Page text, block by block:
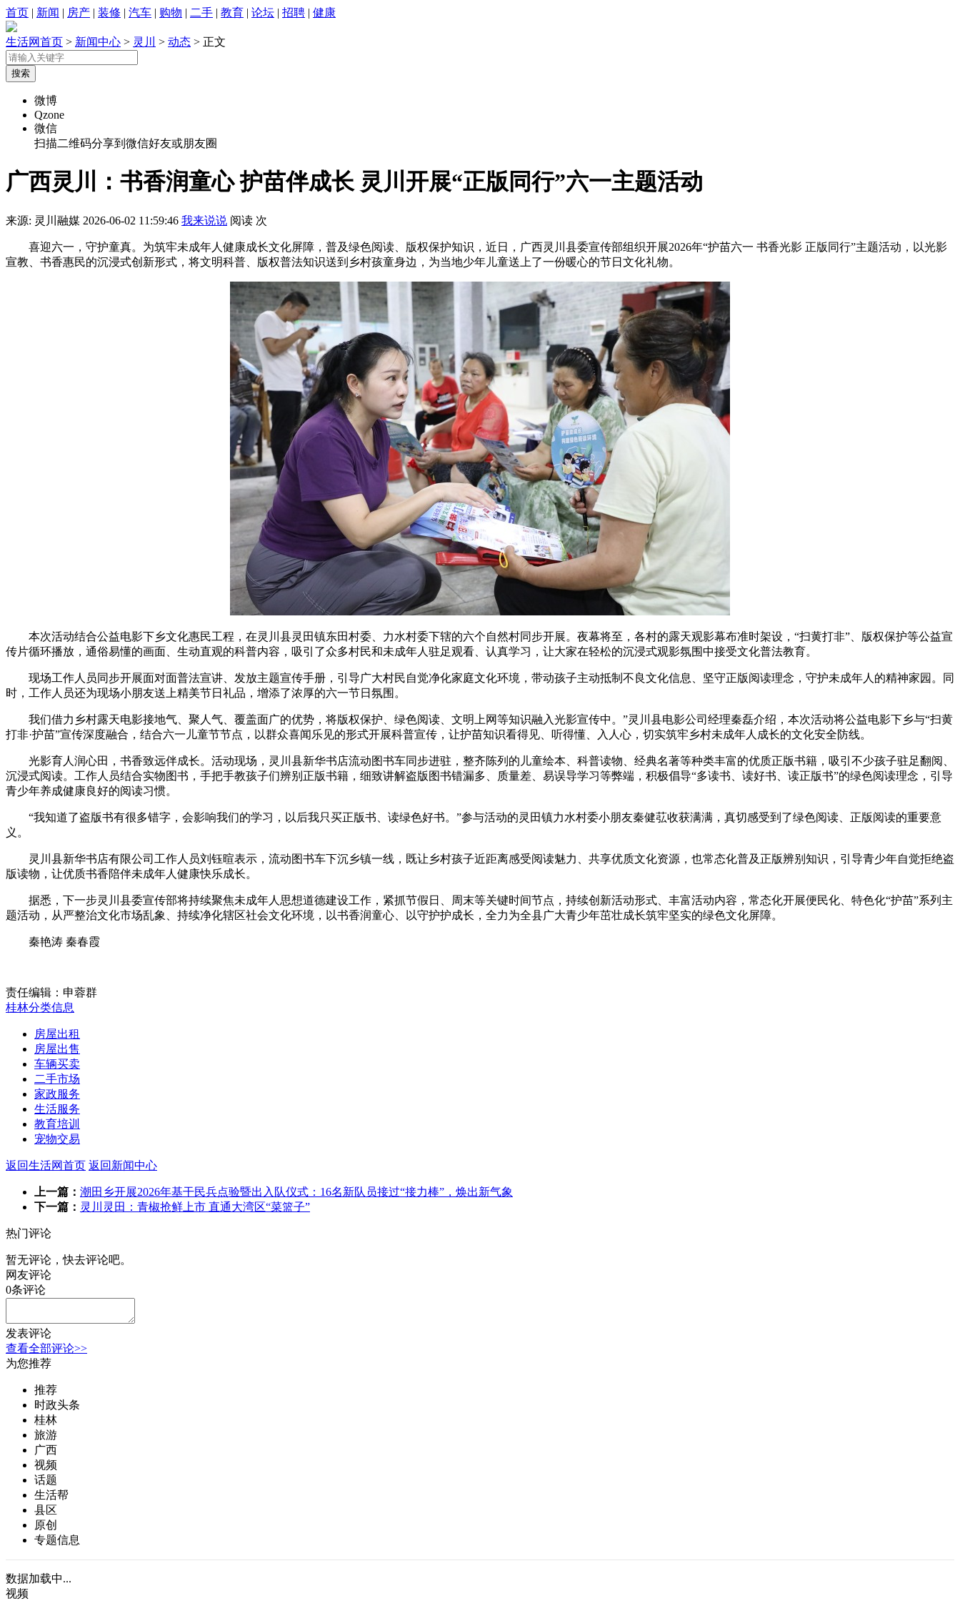
首页 | 新闻 | 房产 | 装修 | 汽车 | 购物 | 二手 | 教育 | 论坛 | 招聘 | 健康
生活网首页 > 新闻中心 > 灵川 > 动态 > 正文
微博
Qzone
微信
扫描二维码分享到微信好友或朋友圈
广西灵川：书香润童心 护苗伴成长 灵川开展“正版同行”六一主题活动
来源: 灵川融媒 2026-06-02 11:59:46 我来说说 阅读 次
喜迎六一，守护童真。为筑牢未成年人健康成长文化屏障，普及绿色阅读、版权保护知识，近日，广西灵川县委宣传部组织开展2026年“护苗六一 书香光影 正版同行”主题活动，以光影
宣教、书香惠民的沉浸式创新形式，将文明科普、版权普法知识送到乡村孩童身边，为当地少年儿童送上了一份暖心的节日文化礼物。
本次活动结合公益电影下乡文化惠民工程，在灵川县灵田镇东田村委、力水村委下辖的六个自然村同步开展。夜幕将至，各村的露天观影幕布准时架设，“扫黄打非”、版权保护等公益宣
传片循环播放，通俗易懂的画面、生动直观的科普内容，吸引了众多村民和未成年人驻足观看、认真学习，让大家在轻松的沉浸式观影氛围中接受文化普法教育。
现场工作人员同步开展面对面普法宣讲、发放主题宣传手册，引导广大村民自觉净化家庭文化环境，带动孩子主动抵制不良文化信息、坚守正版阅读理念，守护未成年人的精神家园。同
时，工作人员还为现场小朋友送上精美节日礼品，增添了浓厚的六一节日氛围。
我们借力乡村露天电影接地气、聚人气、覆盖面广的优势，将版权保护、绿色阅读、文明上网等知识融入光影宣传中。”灵川县电影公司经理秦磊介绍，本次活动将公益电影下乡与“扫黄
打非·护苗”宣传深度融合，结合六一儿童节节点，以群众喜闻乐见的形式开展科普宣传，让护苗知识看得见、听得懂、入人心，切实筑牢乡村未成年人成长的文化安全防线。
光影育人润心田，书香致远伴成长。活动现场，灵川县新华书店流动图书车同步进驻，整齐陈列的儿童绘本、科普读物、经典名著等种类丰富的优质正版书籍，吸引不少孩子驻足翻阅、
沉浸式阅读。工作人员结合实物图书，手把手教孩子们辨别正版书籍，细致讲解盗版图书错漏多、质量差、易误导学习等弊端，积极倡导“多读书、读好书、读正版书”的绿色阅读理念，引导
青少年养成健康良好的阅读习惯。
“我知道了盗版书有很多错字，会影响我们的学习，以后我只买正版书、读绿色好书。”参与活动的灵田镇力水村委小朋友秦健苰收获满满，真切感受到了绿色阅读、正版阅读的重要意
义。
灵川县新华书店有限公司工作人员刘钰暄表示，流动图书车下沉乡镇一线，既让乡村孩子近距离感受阅读魅力、共享优质文化资源，也常态化普及正版辨别知识，引导青少年自觉拒绝盗
版读物，让优质书香陪伴未成年人健康快乐成长。
据悉，下一步灵川县委宣传部将持续聚焦未成年人思想道德建设工作，紧抓节假日、周末等关键时间节点，持续创新活动形式、丰富活动内容，常态化开展便民化、特色化“护苗”系列主
题活动，从严整治文化市场乱象、持续净化辖区社会文化环境，以书香润童心、以守护护成长，全力为全县广大青少年茁壮成长筑牢坚实的绿色文化屏障。
秦艳涛 秦春霞
责任编辑：申蓉群
桂林分类信息
房屋出租
房屋出售
车辆买卖
二手市场
家政服务
生活服务
教育培训
宠物交易
返回生活网首页 返回新闻中心
上一篇： 潮田乡开展2026年基干民兵点验暨出入队仪式：16名新队员接过“接力棒”，焕出新气象
下一篇： 灵川灵田：青椒抢鲜上市 直通大湾区“菜篮子”
热门评论
暂无评论，快去评论吧。
网友评论
0条评论
发表评论
查看全部评论>>
为您推荐
推荐
时政头条
桂林
旅游
广西
视频
话题
生活帮
县区
原创
专题信息
数据加载中...
视频